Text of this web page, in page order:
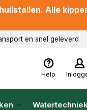
Alle
en snel geleverd
Help